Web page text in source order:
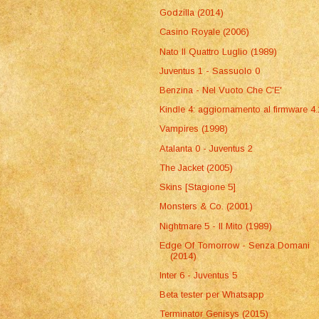
Godzilla (2014)
Casino Royale (2006)
Nato Il Quattro Luglio (1989)
Juventus 1 - Sassuolo 0
Benzina - Nel Vuoto Che C'E'
Kindle 4: aggiornamento al firmware
Vampires (1998)
Atalanta 0 - Juventus 2
The Jacket (2005)
Skins [Stagione 5]
Monsters & Co. (2001)
Nightmare 5 - Il Mito (1989)
Edge Of Tomorrow - Senza Domani
(2014)
Inter 6 - Juventus 5
Beta tester per Whatsapp
Terminator Genisys (2015)